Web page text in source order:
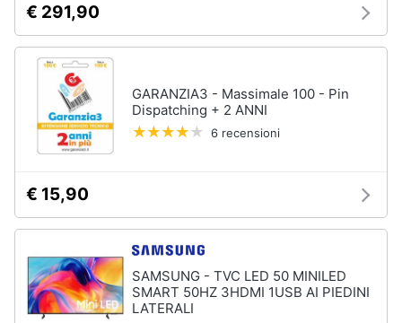
€ 291,90
GARANZIA3 - Massimale 100 - Pin
Dispatching + 2 ANNI
6 recensioni
€ 15,90
SAMSUNG - TVC LED 50 MINILED
SMART 50HZ 3HDMI 1USB AI PIEDINI
LATERALI